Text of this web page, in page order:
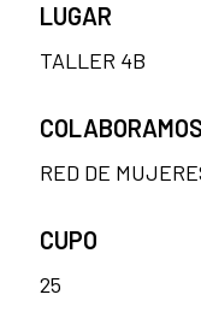
LUGAR
TALLER 4B
RED DE
CUPO
25